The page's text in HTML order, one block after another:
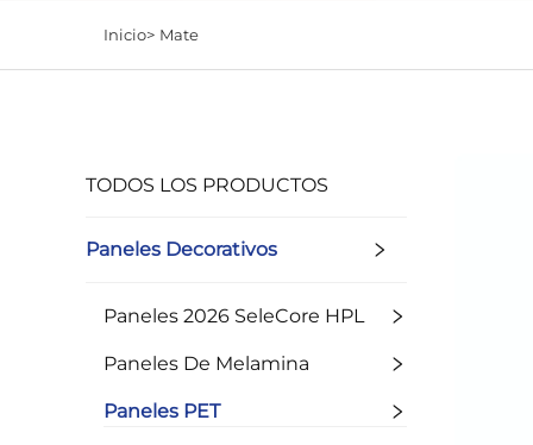
Inicio> Mate
TODOS LOS PRODUCTOS
Paneles Decorativos
Paneles 2026 SeleCore HPL
Paneles De Melamina
Paneles PET